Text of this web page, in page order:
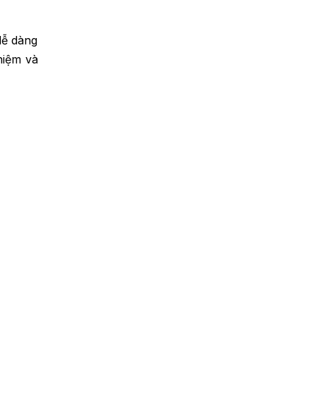
dàng
và